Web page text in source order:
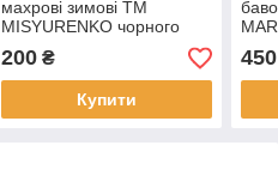
махрові зимові ТМ
MISYURENKO чорного
кольору 110-116
200₴
Купити
450